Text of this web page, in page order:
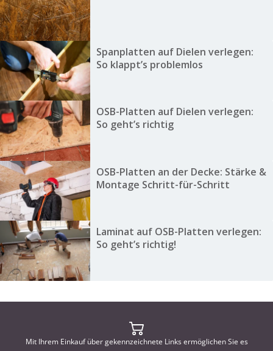
Spanplatten auf Dielen verlegen:
So klappt’s problemlos
OSB-Platten auf Dielen verlegen:
So geht’s richtig
OSB-Platten an der Decke: Stärke &
Montage Schritt-für-Schritt
Laminat auf OSB-Platten verlegen:
So geht’s richtig!
Mit Ihrem Einkauf über gekennzeichnete Links ermöglichen Sie es